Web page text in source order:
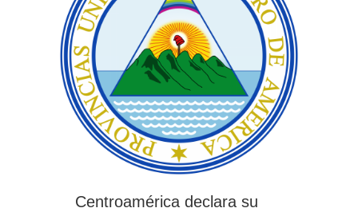
Centroamérica declara su